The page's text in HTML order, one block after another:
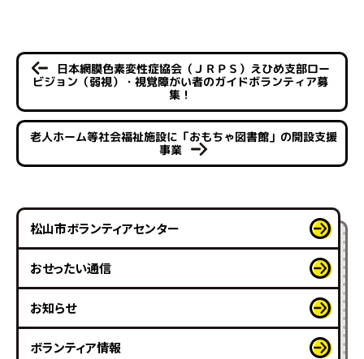
日本網膜色素変性症協会（ＪＲＰＳ）えひめ支部ロー
ビジョン（弱視）・視覚障がい者のガイドボランティア募
集！
老人ホーム等社会福祉施設に「おもちゃ図書館」の開設支援
事業
松山市ボランティアセンター
おせったい通信
お知らせ
ボランティア情報